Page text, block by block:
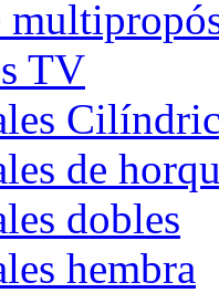
TV
de
dobles
hembra